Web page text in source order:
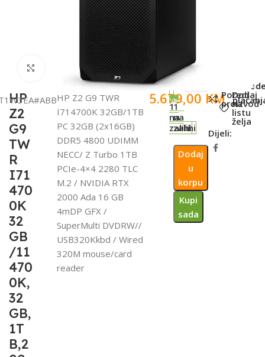
Click to enlarge
HP
Z2
G9
TW
R
I71
470
0K
32
GB
/11
470
0K,
32
GB,
1T
B,2
HP Z2 G9 TWR
I714700K 32GB/1TB
PC 32GB (2x16GB)
DDR5 4800 UDIMM
NECC/ Z Turbo 1TB
PCIe-4×4 2280 TLC
M.2 / NVIDIA RTX
2000 Ada 16 GB
4mDP GFX /
SuperMulti DVDRW//
USB320Kkbd / Wired
320M mouse/card
reader
5.679,00 KM
1
na
zalihi
1
na
zalihi
Dodaj
u
korpu
Kupi
sada
Poredi
proizvod
Dodaj
na
listu
želja
Dijeli: